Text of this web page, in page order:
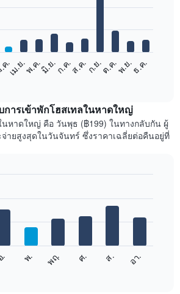
.
เม.ย.พ.ค.มิ.ย.ก.ค.ส.ค.ก.ย.ต.ค.พ.ย.ธ.ค.
ารเข้าพักโฮสเทลในหาดใหญ่
หาดใหญ่ คือ วันพุธ (฿199) ในทางกลับกัน ผู้
จ่ายสูงสุดในวันจันทร์ ซึ่งราคาเฉลี่ยต่อคืนอยู่ที่
. พ. พฤ. ศ. ส. อา.